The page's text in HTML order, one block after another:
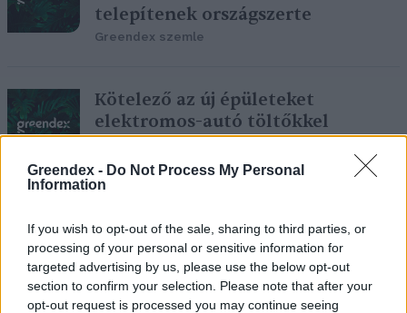
Greendex - Do Not Process My Personal
Information
If you wish to opt-out of the sale, sharing to third parties, or
processing of your personal or sensitive information for
targeted advertising by us, please use the below opt-out
section to confirm your selection. Please note that after your
opt-out request is processed you may continue seeing
telepítenek országszerte
Greendex szemle
Kötelező az új épületeket
elektromos-autó töltőkkel
felszerelni
Greendex Szemle
Elsőként Angliában lesz kötelező
az új épületekbe e-autó töltőket
felszerelni
Greendex Szemle